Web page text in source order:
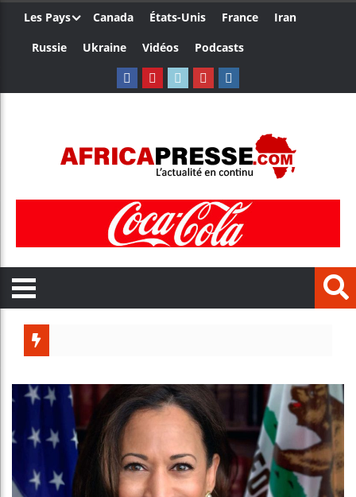
Les Pays Canada États-Unis France
Iran
Russie
Ukraine Vidéos Podcasts
Guinée :
Réforme
Bénin :